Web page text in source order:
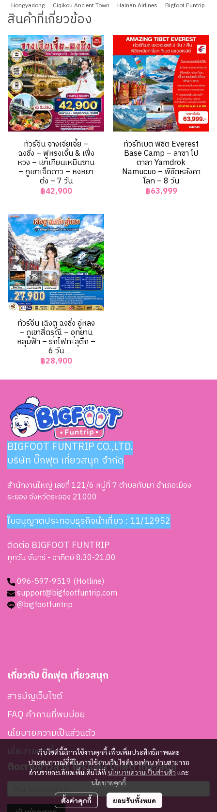
Hongyadong
Ciqikou Ancient Town Hainan Airlines Bigfoot Funtrip
สินค้าที่เกี่ยวข้อง
ทัวร์จีน จางเจียเจี้ย –
ฉงชิ่ง – ฟูหรงเจิ้น & เฟิ่ง
หวง – เขาเทียนเหมินซาน
– ภูเขาเจ็ดดาว – หงหยา
ต้ง – 7 วัน
฿42,900
ทัวร์ทิเบต พิชิต Everest
Base Camp – ลาซา โป
ตาลา Yamdrok
Namucuo – พิชิตหลังคา
โลก – 8 วัน
฿63,999
ทัวร์จีน เฉิงตู ฉงชิ่ง อู่หลง
– ภูเขาสี่ดรุณี – อุทยาน
หลุมฟ้า – รถไฟทะลุตึก –
6 วัน
฿28,900
เว็บไซต์นี้มีการใช้งานคุกกี้ เพื่อเพิ่มประสิทธิภาพและ
ประสบการณ์ที่ดีในการใช้งานเว็บไซต์ของท่าน ท่านสามารถ
อ่านรายละเอียดเพิ่มเติมได้ที่นโยบายความเป็นส่วนตัวและ
นโยบายคุกกี้
ตั้งค่าคุกกี้ ยอมรับทั้งหมด
BIGFOOT FUNTRIP CO.,LTD.
บริษัท บิ๊กฟุต เที่ยวสนุก จำกัด
สำนักงานใหญ่ เลขที่ 121/6 หมู่ที่ 7 ตำบลทับมา อำเภอเมือง
ระยอง จังหวัดระยอง 21000
ใบอนุญาตประกอบธุรกิจนำเที่ยว : 11/12952
ติดต่อ BIGFOOT FUNTRIP
ทุกวัน จันทร์ - อาทิตย์ 8.30-21.00
096-597-9519 (Hotline)
support@bigfootfuntrip.com
@bigfootfuntrip
เกี่ยวกับ บิ๊กฟุต เที่ยวสนุก
สารบัญเว็บไซต์
FAQ คำถามที่พบบ่อย
นโยบายความเป็นส่วนตัว
นโยบายคุกกี้
ติดตามข่าวสาร โปรโมชั่น บิ๊กฟุต เที่ยวสนุก